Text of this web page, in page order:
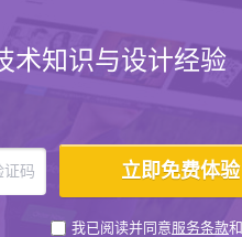
术知识与设计经验
证码
我已阅读并同意服务条款和